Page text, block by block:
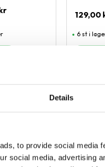
Details
to provide social media
social media, advertising
129,00
6 st i